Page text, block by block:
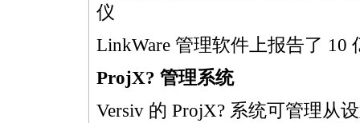
仪
LinkWare 管理软件上报告了 10
ProjX? 管理系统
Versiv 的 ProjX? 系统可管理从